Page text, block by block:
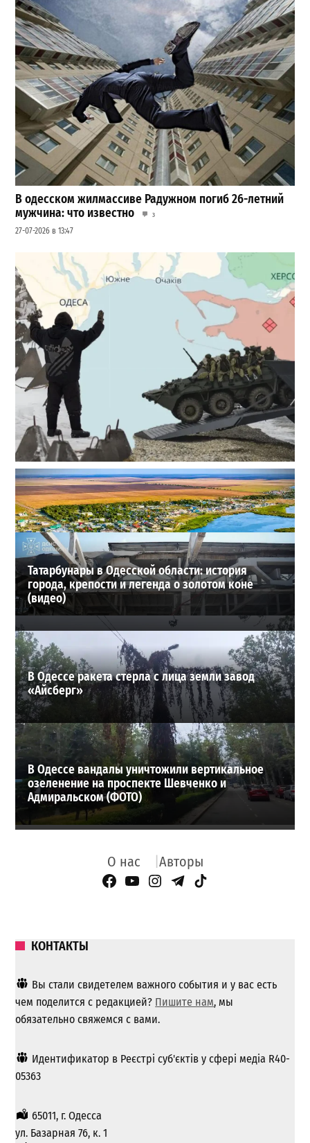
В одесском жилмассиве Радужном погиб 26-летний
мужчина: что известно
3
27-07-2026 в 13:47
Полковник ВСУ рассказал, выдержит ли Одесса
новое наступление
2
27-07-2026 в 11:19
ВИБОР РЕДАКЦИИ
Татарбунары в Одесской области: история
города, крепости и легенда о золотом коне
(видео)
В Одессе ракета стерла с лица земли завод
«Айсберг»
В Одессе вандалы уничтожили вертикальное
озеленение на проспекте Шевченко и
Адмиральском (ФОТО)
О нас Авторы
Facebook Page
YouTube
Instagram
Telegram
TikTok
КОНТАКТЫ
Вы стали свидетелем важного события и у вас есть
чем поделится с редакцией? Пишите нам, мы
обязательно свяжемся с вами.
Идентификатор в Реєстрі суб'єктів у сфері медіа R40-
05363
65011, г. Одесса
ул. Базарная 76, к. 1